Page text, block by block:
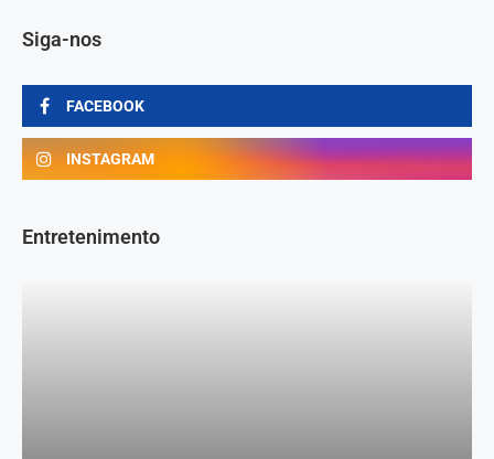
Siga-nos
FACEBOOK
INSTAGRAM
Entretenimento